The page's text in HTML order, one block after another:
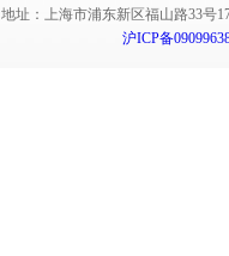
地址：上海市浦东新区福山路33号
沪ICP备